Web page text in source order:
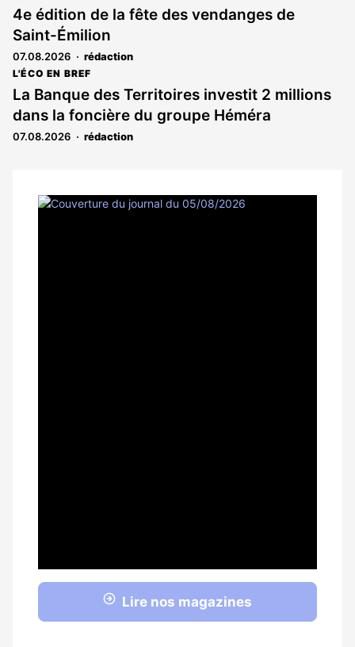
4e édition de la fête des vendanges de
Saint-Émilion
07.08.2026 rédaction
L'ÉCO EN BREF
La Banque des Territoires investit 2 millions
dans la foncière du groupe Héméra
07.08.2026 rédaction
Notre
Lire nos magazines